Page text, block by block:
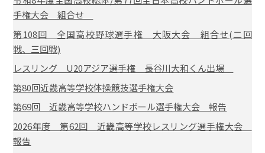
手権大会 組合せ
第108回 全国高校野球選手権 大阪大会 組合せ(二回
戦、三回戦)
レスリング U20アジア選手権 長谷川大和くん出場
第80回近畿高等学校体操競技選手権大会
第69回 近畿高等学校ハンドボール選手権大会 報告
2026年度 第62回 近畿高等学校レスリング選手権大会
報告